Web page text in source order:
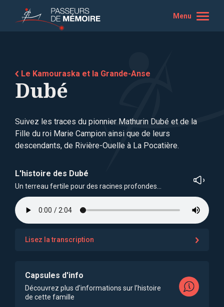
Menu
Le Kamouraska et la Grande-Anse
Dubé
Suivez les traces du pionnier Mathurin Dubé et de la
Fille du roi Marie Campion ainsi que de leurs
descendants, de Rivière-Ouelle à La Pocatière.
L'histoire des Dubé
Un terreau fertile pour des racines profondes…
Lisez la transcription
Capsules d'info
Découvrez plus d’informations sur l’histoire
de cette famille